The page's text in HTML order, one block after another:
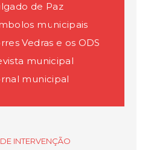
de Paz
municipais
Vedras e os ODS
municipal
municipal
INTERVENÇÃO